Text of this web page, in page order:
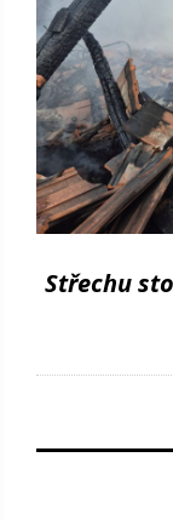
Střechu